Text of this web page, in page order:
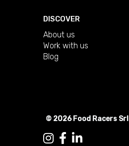
DISCOVER
About us
Work with us
Blog
© 2026 Food Racers Srl